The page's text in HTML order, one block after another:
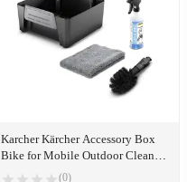
Karcher Kärcher Accessory Box
Bike for Mobile Outdoor Cleaner
(0)